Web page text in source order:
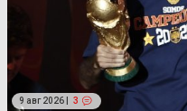
9 авг 2026 | 3